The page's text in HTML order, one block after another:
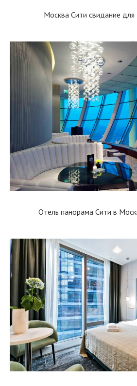
Москва Сити свидание
Отель панорама Сити в